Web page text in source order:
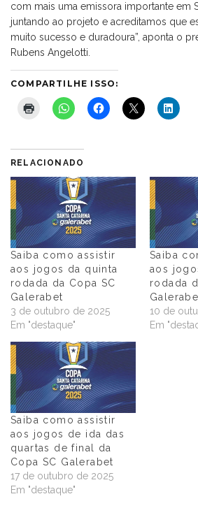
com mais uma emissora importante em
juntando ao projeto e acreditamos que
muito sucesso e duradoura”, aponta o
Rubens Angelotti.
COMPARTILHE ISSO:
RELACIONADO
Saiba como assistir
aos jogos da quinta
rodada da Copa SC
Galerabet
3 de outubro de 2025
Em "destaque"
Saiba
aos
rodada
10 de
Em
Saiba como assistir
aos jogos de ida das
quartas de final da
Copa SC Galerabet
17 de outubro de 2025
Em "destaque"